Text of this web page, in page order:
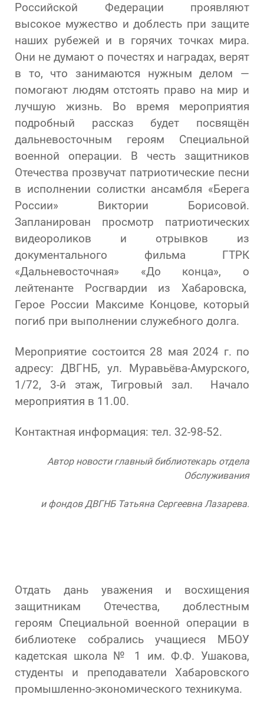
Российской Федерации проявляют
высокое мужество и доблесть при защите
наших рубежей и в горячих точках мира.
Они не думают о почестях и наградах, верят
в то, что занимаются нужным делом —
помогают людям отстоять право на мир и
лучшую жизнь. Во время мероприятия
подробный рассказ будет посвящён
дальневосточным героям Специальной
военной операции. В честь защитников
Отечества прозвучат патриотические песни
в исполнении солистки ансамбля «Берега
России» Виктории Борисовой.
Запланирован просмотр патриотических
видеороликов и отрывков из
документального фильма ГТРК
«Дальневосточная» «До конца», о
лейтенанте Росгвардии из Хабаровска,
Герое России Максиме Концове, который
погиб при выполнении служебного долга.
Мероприятие состоится 28 мая 2024 г. по
адресу: ДВГНБ, ул. Муравьёва-Амурского,
1/72, 3-й этаж, Тигровый зал. Начало
мероприятия в 11.00.
Контактная информация: тел. 32-98-52.
Автор новости главный библиотекарь отдела
Обслуживания
и фондов ДВГНБ Татьяна Сергеевна Лазарева.
Отдать дань уважения и восхищения
защитникам Отечества, доблестным
героям Специальной военной операции в
библиотеке собрались учащиеся МБОУ
кадетская школа № 1 им. Ф.Ф. Ушакова,
студенты и преподаватели Хабаровского
промышленно-экономического техникума.